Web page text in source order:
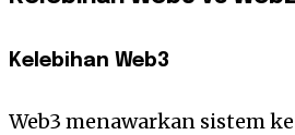
Kelebihan Web3
Web3 menawarkan sistem